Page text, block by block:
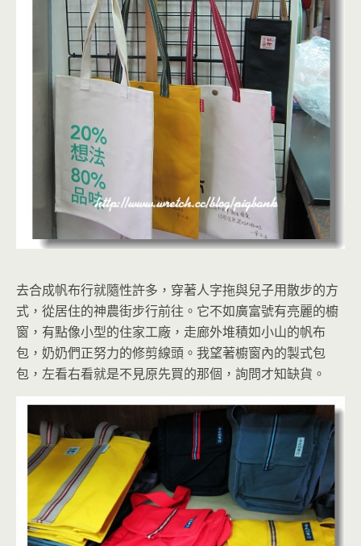
去合成帆布行就隨性許多，穿著人字拖與兒子用散步的方
式，從居住的神農街步行前往。它不如廣富號有亮麗的櫥
窗，有點像小型的住家工廠，走廊外堆積如小山的帆布
包，奶奶們正努力的修剪線頭。我望著櫥窗內的製式包
包，左看右看就是不見原先買的那個，詢問才知缺貨。